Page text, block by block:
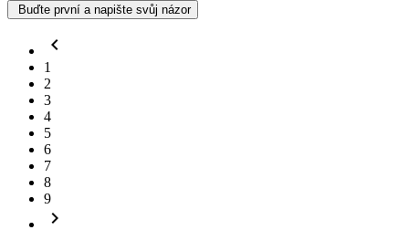
Buďte první a napište svůj názor
chevron_left
1
2
3
4
5
6
7
8
9
chevron_right